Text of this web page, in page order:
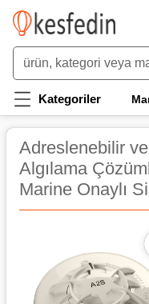
Kategoriler
Adreslenebilir
Algılama
Marine Onaylı